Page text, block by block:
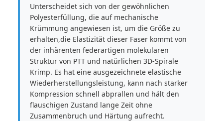
Unterscheidet sich von der gewöhnlichen
Polyesterfüllung, die auf mechanische
Krümmung angewiesen ist, um die Größe zu
erhalten,die Elastizität dieser Faser kommt von
der inhärenten federartigen molekularen
Struktur von PTT und natürlichen 3D-Spirale
Krimp. Es hat eine ausgezeichnete elastische
Wiederherstellungsleistung, kann nach starker
Kompression schnell abprallen und hält den
flauschigen Zustand lange Zeit ohne
Zusammenbruch und Härtung aufrecht.